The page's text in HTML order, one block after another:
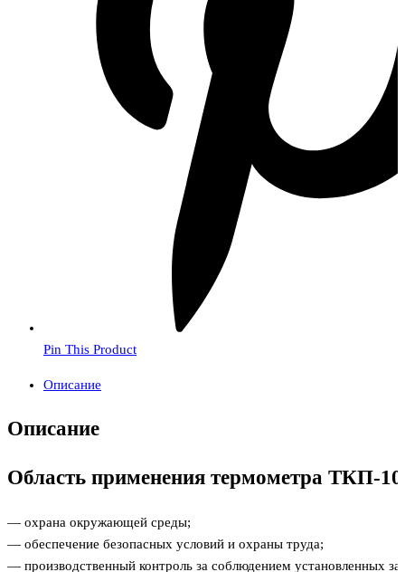
Pin This Product
Описание
Описание
Область применения термометра ТКП-
— охрана окружающей среды;
— обеспечение безопасных условий и охраны труда;
— производственный контроль за соблюдением установленных